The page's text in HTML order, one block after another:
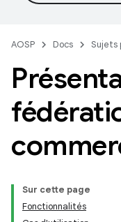
AOSP Docs Sujets
Sur cette page
Fonctionnalités